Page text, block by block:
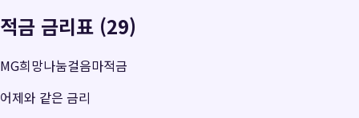
적금 금리표 (29)
MG희망나눔걸음마적금
어제와 같은 금리